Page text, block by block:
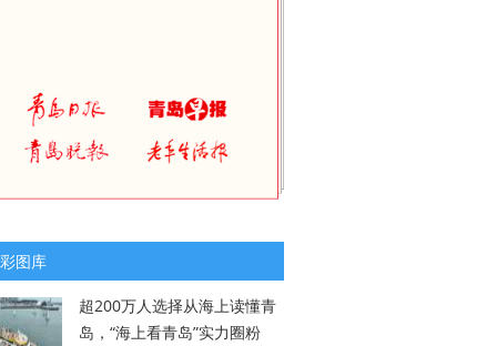
图库
超200万人选择从海上读懂青
岛，“海上看青岛”实力圈粉